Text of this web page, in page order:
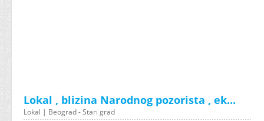
Lokal , blizina Narodnog pozorista , ek...
Lokal | Beograd - Stari grad